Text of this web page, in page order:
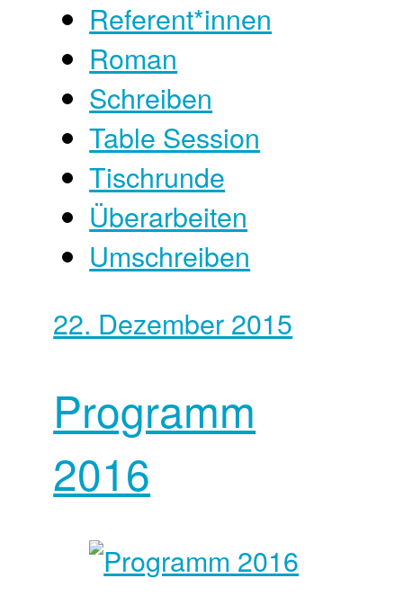
Referent*innen
Roman
Schreiben
Table Session
Tischrunde
Überarbeiten
Umschreiben
22. Dezember 2015
Programm
2016